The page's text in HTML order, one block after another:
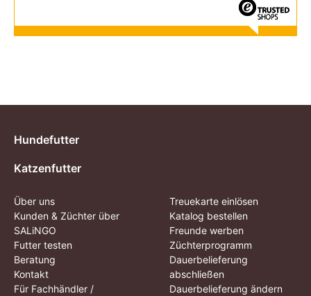
Hundefutter
Katzenfutter
Über uns
Kunden & Züchter über
SALiNGO
Futter testen
Beratung
Kontakt
Für Fachhändler /
Treuekarte einlösen
Katalog bestellen
Freunde werben
Züchterprogramm
Dauerbelieferung
abschließen
Dauerbelieferung ändern